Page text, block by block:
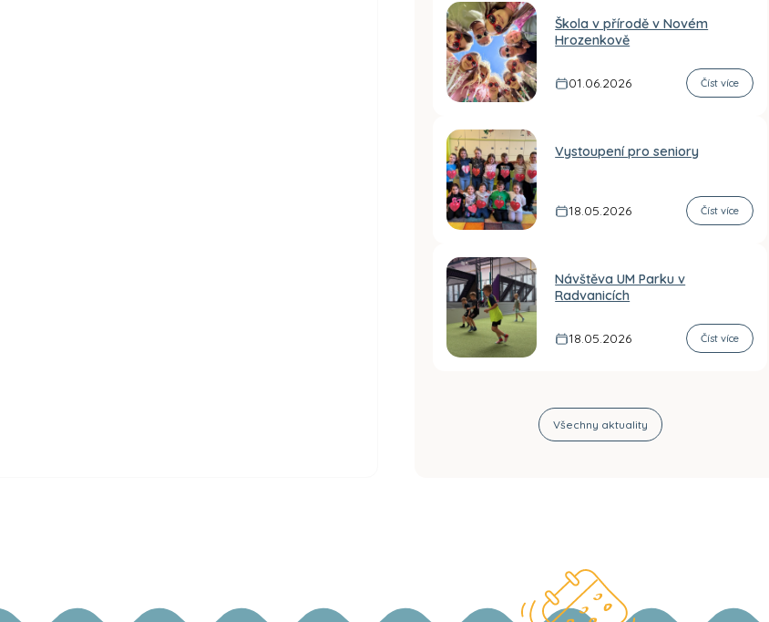
Škola v přírodě v Novém
Hrozenkově
01.06.2026 Číst více
Vystoupení pro seniory
18.05.2026 Číst více
Návštěva UM Parku v
Radvanicích
18.05.2026 Číst více
Všechny aktuality